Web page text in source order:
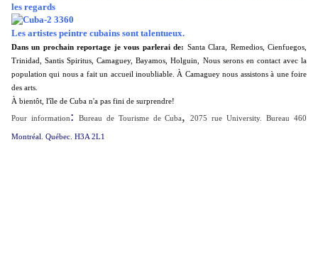
les regards
Les artistes peintre cubains sont talentueux.
Dans un prochain reportage je vous parlerai de: Santa Clara, Remedios, Cienfuegos,
Trinidad, Santis Spiritus, Camaguey, Bayamos, Holguin, Nous serons en contact avec la
population qui nous a fait un accueil inoubliable. À Camaguey nous assistons à une foire
des arts.
À bientôt, l'île de Cuba n'a pas fini de surprendre!
Pour information: Bureau de Tourisme de Cuba, 2075 rue University. Bureau 460
Montréal. Québec. H3A 2L1